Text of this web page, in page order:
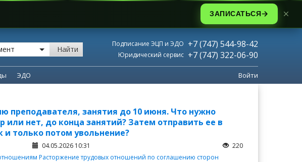
Найти
Подписание ЭЦП и ЭДО +7 (747) 544-98-42
Юридический сервис +7 (747) 322-06-90
ЭДО Войти
преподавателя, занятия до 10 июня. Что нужно
или нет, до конца занятий? Затем отправить ее в
только потом увольнение?
04.05.2026 10:31
220
Расторжение трудовых отношений по соглашению сторон
ЗАПИСАТЬСЯ